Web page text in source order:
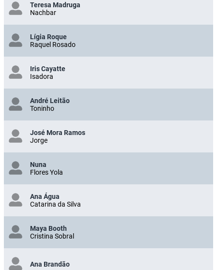
Teresa Madruga
Nachbar
Lígia Roque
Raquel Rosado
Iris Cayatte
Isadora
André Leitão
Toninho
José Mora Ramos
Jorge
Nuna
Flores Yola
Ana Água
Catarina da Silva
Maya Booth
Cristina Sobral
Ana Brandão